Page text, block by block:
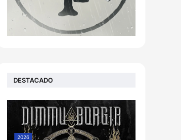
DESTACADO
2026